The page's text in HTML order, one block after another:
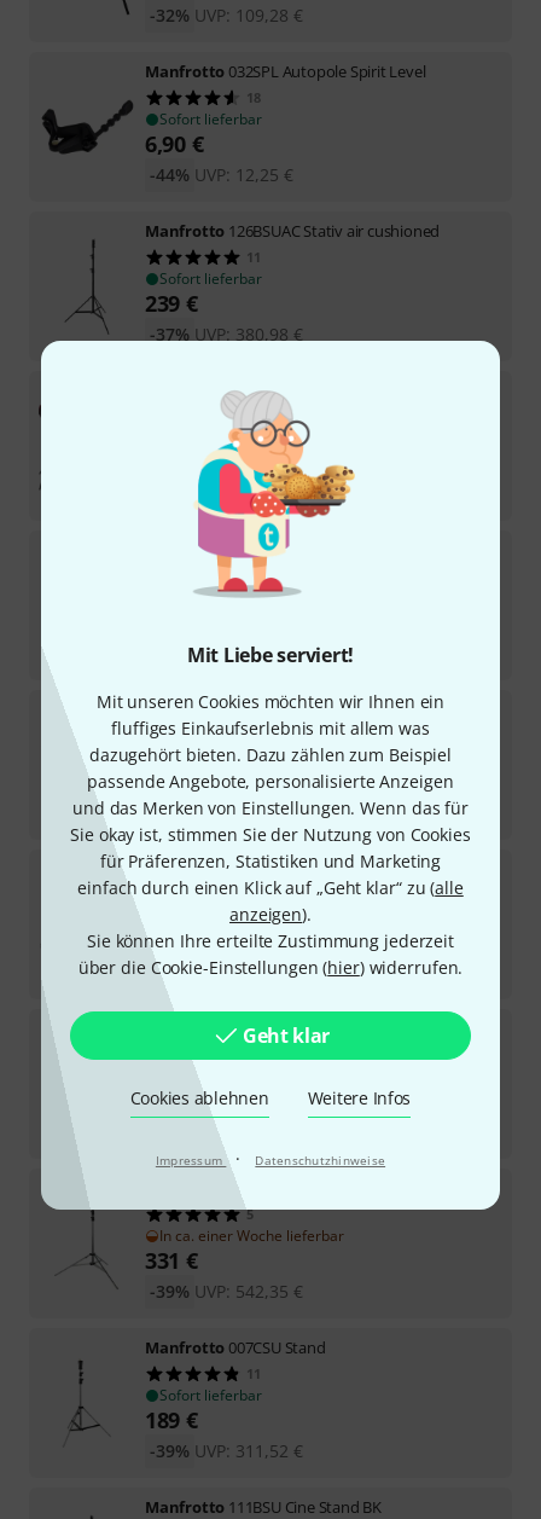
Mit Liebe serviert!
Mit unseren Cookies möchten wir Ihnen ein
fluffiges Einkaufserlebnis mit allem was
dazugehört bieten. Dazu zählen zum Beispiel
passende Angebote, personalisierte Anzeigen
und das Merken von Einstellungen. Wenn das für
Sie okay ist, stimmen Sie der Nutzung von Cookies
für Präferenzen, Statistiken und Marketing
einfach durch einen Klick auf „Geht klar“ zu (alle
anzeigen).
Sie können Ihre erteilte Zustimmung jederzeit
über die Cookie-Einstellungen (hier) widerrufen.
Geht klar
Cookies ablehnen Weitere Infos
Impressum · Datenschutzhinweise
UVP: 109,28 €
-32%
Manfrotto 032SPL Autopole Spirit Level
18
Sofort lieferbar
6,90 €
UVP: 12,25 €
-44%
Manfrotto 126BSUAC Stativ air cushioned
11
Sofort lieferbar
239 €
UVP: 380,98 €
-37%
Manfrotto1005BAC Ranker Stand Bundle
Sofort lieferbar
471,72 €
Manfrotto 299BBASE Brake Base small
5
Sofort lieferbar
UVP: 298,25 €
-41%
Manfrotto 142CS Steel Extension 2-Sect.
5
Sofort lieferbar
93 €
UVP:155,25 €
-40%
Manfrotto297BBASE Large Brake Base Bk
1
Sofort lieferbar
186 €
UVP:307,44 €
-40%
5002BL Nano Plus Stand
Sofort lieferbar
71 €
UVP:
270CSU Steel Stand
5
In ca. einer Woche lieferbar
331 €
UVP: 542,35 €
-39%
Manfrotto 007CSU Stand
11
Sofort lieferbar
189 €
UVP: 311,52 €
-39%
Manfrotto 111BSU Cine Stand BK